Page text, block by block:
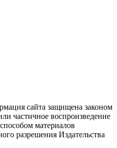
сайта защищена законом
частичное воспроизведение
материалов
разрешения Издательства